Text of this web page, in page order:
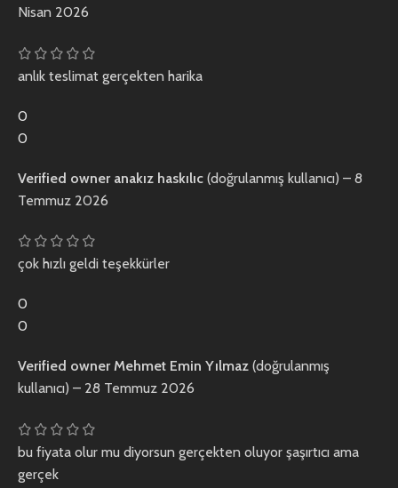
Nisan 2026
anlık teslimat gerçekten harika
0
0
Verified owner anakız haskılıc (doğrulanmış kullanıcı) – 8
Temmuz 2026
çok hızlı geldi teşekkürler
0
0
Verified ownerMehmet Emin Yılmaz (doğrulanmış
kullanıcı) – 28 Temmuz 2026
bu fiyata olur mu diyorsun gerçekten oluyor şaşırtıcı ama
gerçek